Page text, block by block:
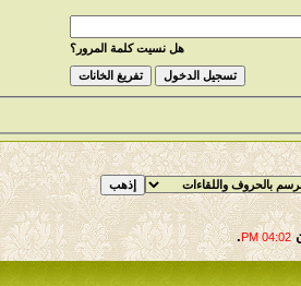
هل نسيت كلمة المرور؟
04:02 PM
.